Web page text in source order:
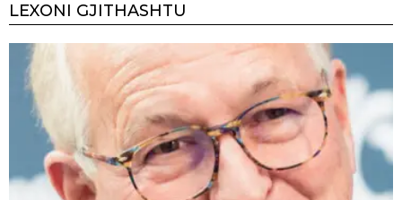
LEXONI GJITHASHTU